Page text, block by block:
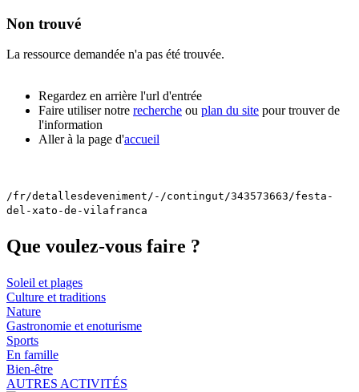
Non trouvé
La ressource demandée n'a pas été trouvée.
Regardez en arrière l'url d'entrée
Faire utiliser notre recherche ou plan du site pour trouver de
l'information
Aller à la page d'accueil
/fr/detallesdeveniment/-/contingut/343573663/festa-
del-xato-de-vilafranca
Que voulez-vous faire ?
Soleil et plages
Culture et traditions
Nature
Gastronomie et enoturisme
Sports
En famille
Bien-être
AUTRES ACTIVITÉS